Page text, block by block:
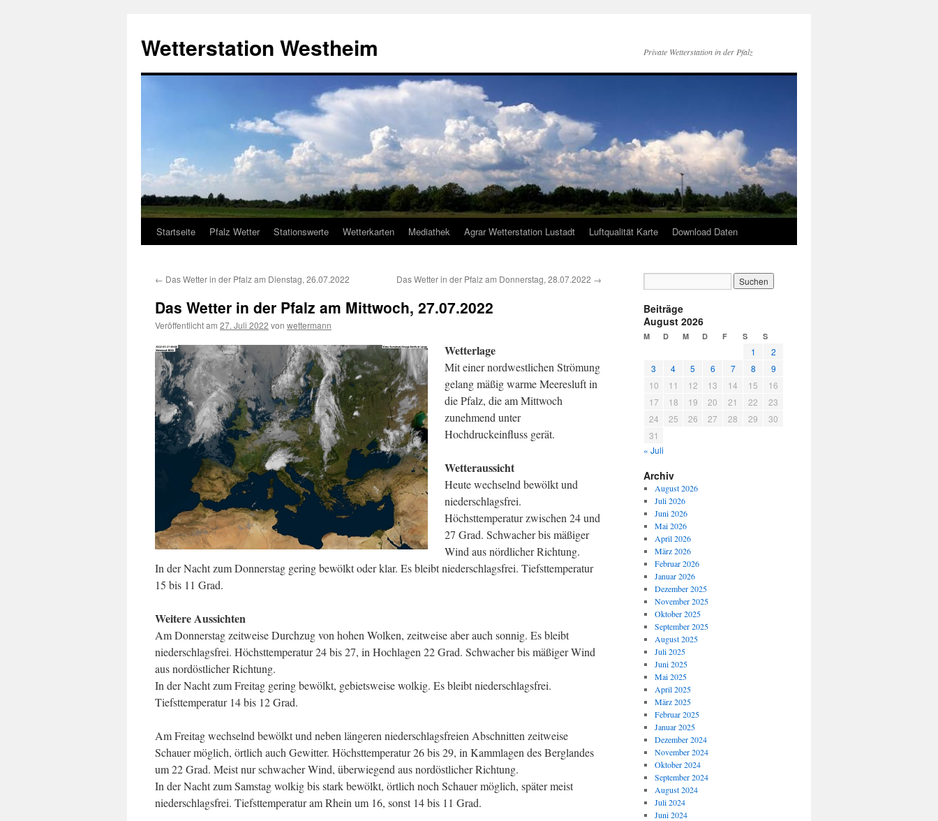
springen
Wetterstation Westheim Private Wetterstation in der Pfalz
Startseite Pfalz Wetter Stationswerte Wetterkarten Mediathek Agrar Wetterstation Lustadt Luftqualität Karte Download Daten
← Das Wetter in der Pfalz am Dienstag, 26.07.2022 Das Wetter in der Pfalz am Donnerstag, 28.07.2022 →
Das Wetter in der Pfalz am Mittwoch, 27.07.2022
Veröffentlicht am 27. Juli 2022 von wettermann
Wetterlage
Mit einer nordwestlichen Strömung
gelang mäßig warme Meeresluft in
die Pfalz, die am Mittwoch
zunehmend unter
Hochdruckeinfluss gerät.
Wetteraussicht
Heute wechselnd bewölkt und
niederschlagsfrei.
Höchsttemperatur zwischen 24 und
27 Grad. Schwacher bis mäßiger
Wind aus nördlicher Richtung.
In der Nacht zum Donnerstag gering bewölkt oder klar. Es bleibt niederschlagsfrei. Tiefsttemperatur
15 bis 11 Grad.
Weitere Aussichten
Am Donnerstag zeitweise Durchzug von hohen Wolken, zeitweise aber auch sonnig. Es bleibt
niederschlagsfrei. Höchsttemperatur 24 bis 27, in Hochlagen 22 Grad. Schwacher bis mäßiger Wind
aus nordöstlicher Richtung.
In der Nacht zum Freitag gering bewölkt, gebietsweise wolkig. Es bleibt niederschlagsfrei.
Tiefsttemperatur 14 bis 12 Grad.
Am Freitag wechselnd bewölkt und neben längeren niederschlagsfreien Abschnitten zeitweise
Schauer möglich, örtlich auch Gewitter. Höchsttemperatur 26 bis 29, in Kammlagen des Berglandes
um 22 Grad. Meist nur schwacher Wind, überwiegend aus nordöstlicher Richtung.
In der Nacht zum Samstag wolkig bis stark bewölkt, örtlich noch Schauer möglich, später meist
niederschlagsfrei. Tiefsttemperatur am Rhein um 16, sonst 14 bis 11 Grad.
Beiträge
August 2026
M D M D F S S
1
2
3
4 5 6 7 8
9
10
11 12 13 14 15
16
17
18 19 20 21 22
23
24
25 26 27 28 29
30
31
« Juli
Archiv
August 2026
Juli 2026
Juni 2026
Mai 2026
April 2026
März 2026
Februar 2026
Januar 2026
Dezember 2025
November 2025
Oktober 2025
September 2025
August 2025
Juli 2025
Juni 2025
Mai 2025
April 2025
März 2025
Februar 2025
Januar 2025
Dezember 2024
November 2024
Oktober 2024
September 2024
August 2024
Juli 2024
Juni 2024